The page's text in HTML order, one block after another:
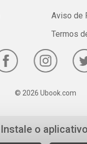
Aviso de
Termos
© 2026 Ubook.com
Instale o